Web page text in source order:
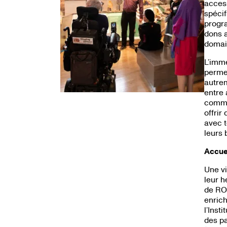
dons
entre
offrir
avec
leurs
Une
leur
de
des